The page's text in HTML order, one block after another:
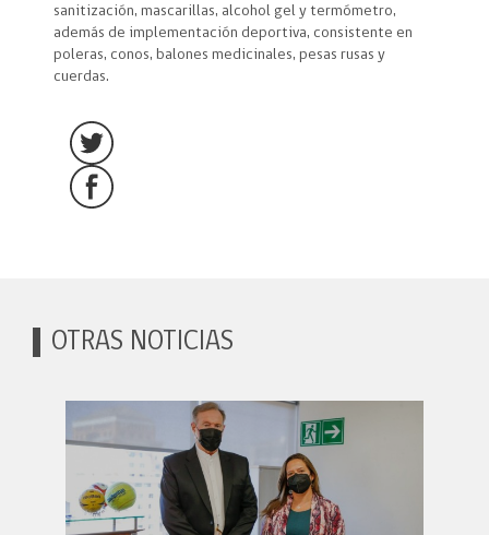
sanitización, mascarillas, alcohol gel y termómetro,
además de implementación deportiva, consistente en
poleras, conos, balones medicinales, pesas rusas y
cuerdas.
OTRAS NOTICIAS